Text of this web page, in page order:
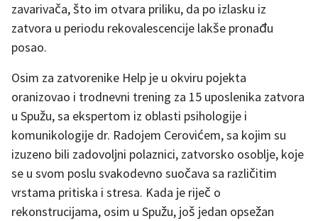
zavarivača, što im otvara priliku, da po izlasku iz
zatvora u periodu rekovalescencije lakše pronađu
posao.
Osim za zatvorenike Help je u okviru pojekta
oranizovao i trodnevni trening za 15 uposlenika zatvora
u Spužu, sa ekspertom iz oblasti psihologije i
komunikologije dr. Radojem Cerovićem, sa kojim su
izuzeno bili zadovoljni polaznici, zatvorsko osoblje, koje
se u svom poslu svakodevno suočava sa različitim
vrstama pritiska i stresa. Kada je riječ o
rekonstrucijama, osim u Spužu, još jedan opsežan